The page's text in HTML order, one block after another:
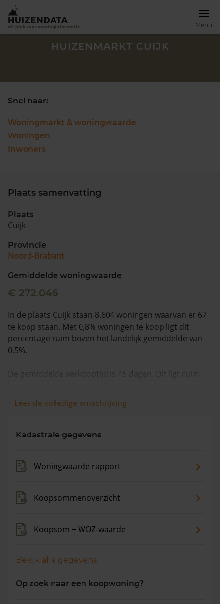
Menu
Zoek een woning
088 220 4200
Maandag t/m vrijdag - 08:00 -18:00
HUIZENMARKT CUIJK
Snel naar:
Woningmarkt & woningwaarde
Woningen
Inwoners
Plaats samenvatting
Plaats
Cuijk
Provincie
Noord-Brabant
Gemiddelde woningwaarde
€ 272.046
In de plaats Cuijk staan 8.604 woningen waarvan er 67
te koop staan. Met 0,8% woningen te koop ligt dit
percentage ruim boven het landelijk gemiddelde van
0.5%.
De gemiddelde verkooptijd is 45 dagen. Dit ligt ruim
Wanneer we naar de laatste 12 maanden kijken
verkocht. De gemiddelde huizenprijs is €443.242. De
gestegen.
+ Lees de volledige omschrijving
Kadastrale gegevens
Woningwaarde rapport
Koopsommenoverzicht
Koopsom + WOZ-waarde
Bekijk alle gegevens
Op zoek naar een koopwoning?